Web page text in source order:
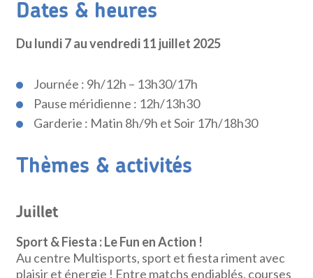
Dates & heures
Du lundi 7 au vendredi 11 juillet 2025
Journée : 9h/12h – 13h30/17h
Pause méridienne : 12h/13h30
Garderie : Matin 8h/9h et Soir 17h/18h30
Thèmes & activités
Juillet
Sport & Fiesta : Le Fun en Action !
Au centre Multisports, sport et fiesta riment avec
plaisir et énergie ! Entre matchs endiablés, courses